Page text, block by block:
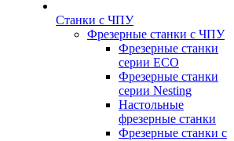
Станки с ЧПУ
Фрезерные станки с ЧПУ
Фрезерные станки
серии ECO
Фрезерные станки
серии Nesting
Настольные
фрезерные станки
Фрезерные станки с